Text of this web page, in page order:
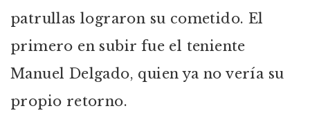
patrullas lograron su cometido. El
primero en subir fue el teniente
Manuel Delgado, quien ya no vería su
propio retorno.